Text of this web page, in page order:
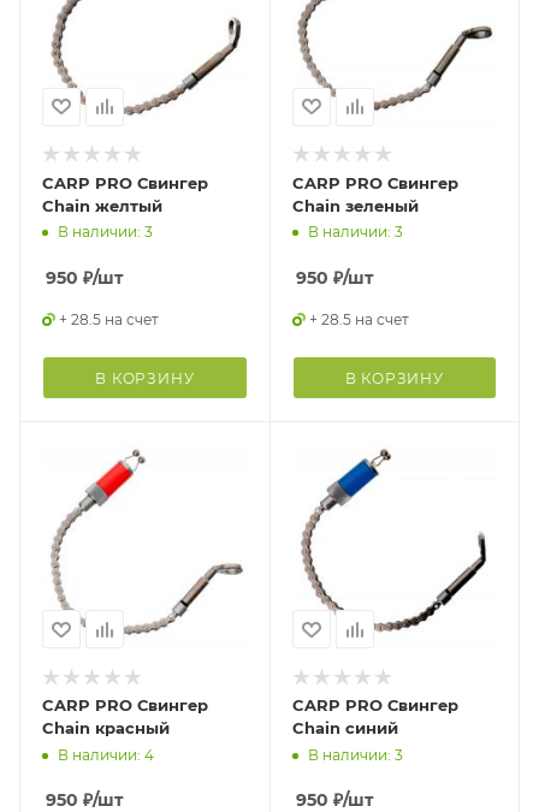
CARP PRO Свингер
Chain желтый
В наличии: 3
950 ₽/шт
+ 28.5 на счет
В КОРЗИНУ
CARP PRO Свингер
Chain зеленый
В наличии: 3
950 ₽/шт
+ 28.5 на счет
В КОРЗИНУ
CARP PRO Свингер
Chain красный
В наличии: 4
950 ₽/шт
CARP PRO Свингер
Chain синий
В наличии: 3
950 ₽/шт